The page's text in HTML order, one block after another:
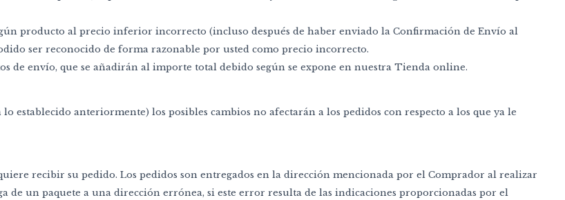
producto al precio inferior incorrecto (incluso después de haber enviado la Confirmación de Envío al
ser reconocido de forma razonable por usted como precio incorrecto.
de envío, que se añadirán al importe total debido según se expone en nuestra Tienda online.
establecido anteriormente) los posibles cambios no afectarán a los pedidos con respecto a los que ya le
recibir su pedido. Los pedidos son entregados en la dirección mencionada por el Comprador al realizar
de un paquete a una dirección errónea, si este error resulta de las indicaciones proporcionadas por el